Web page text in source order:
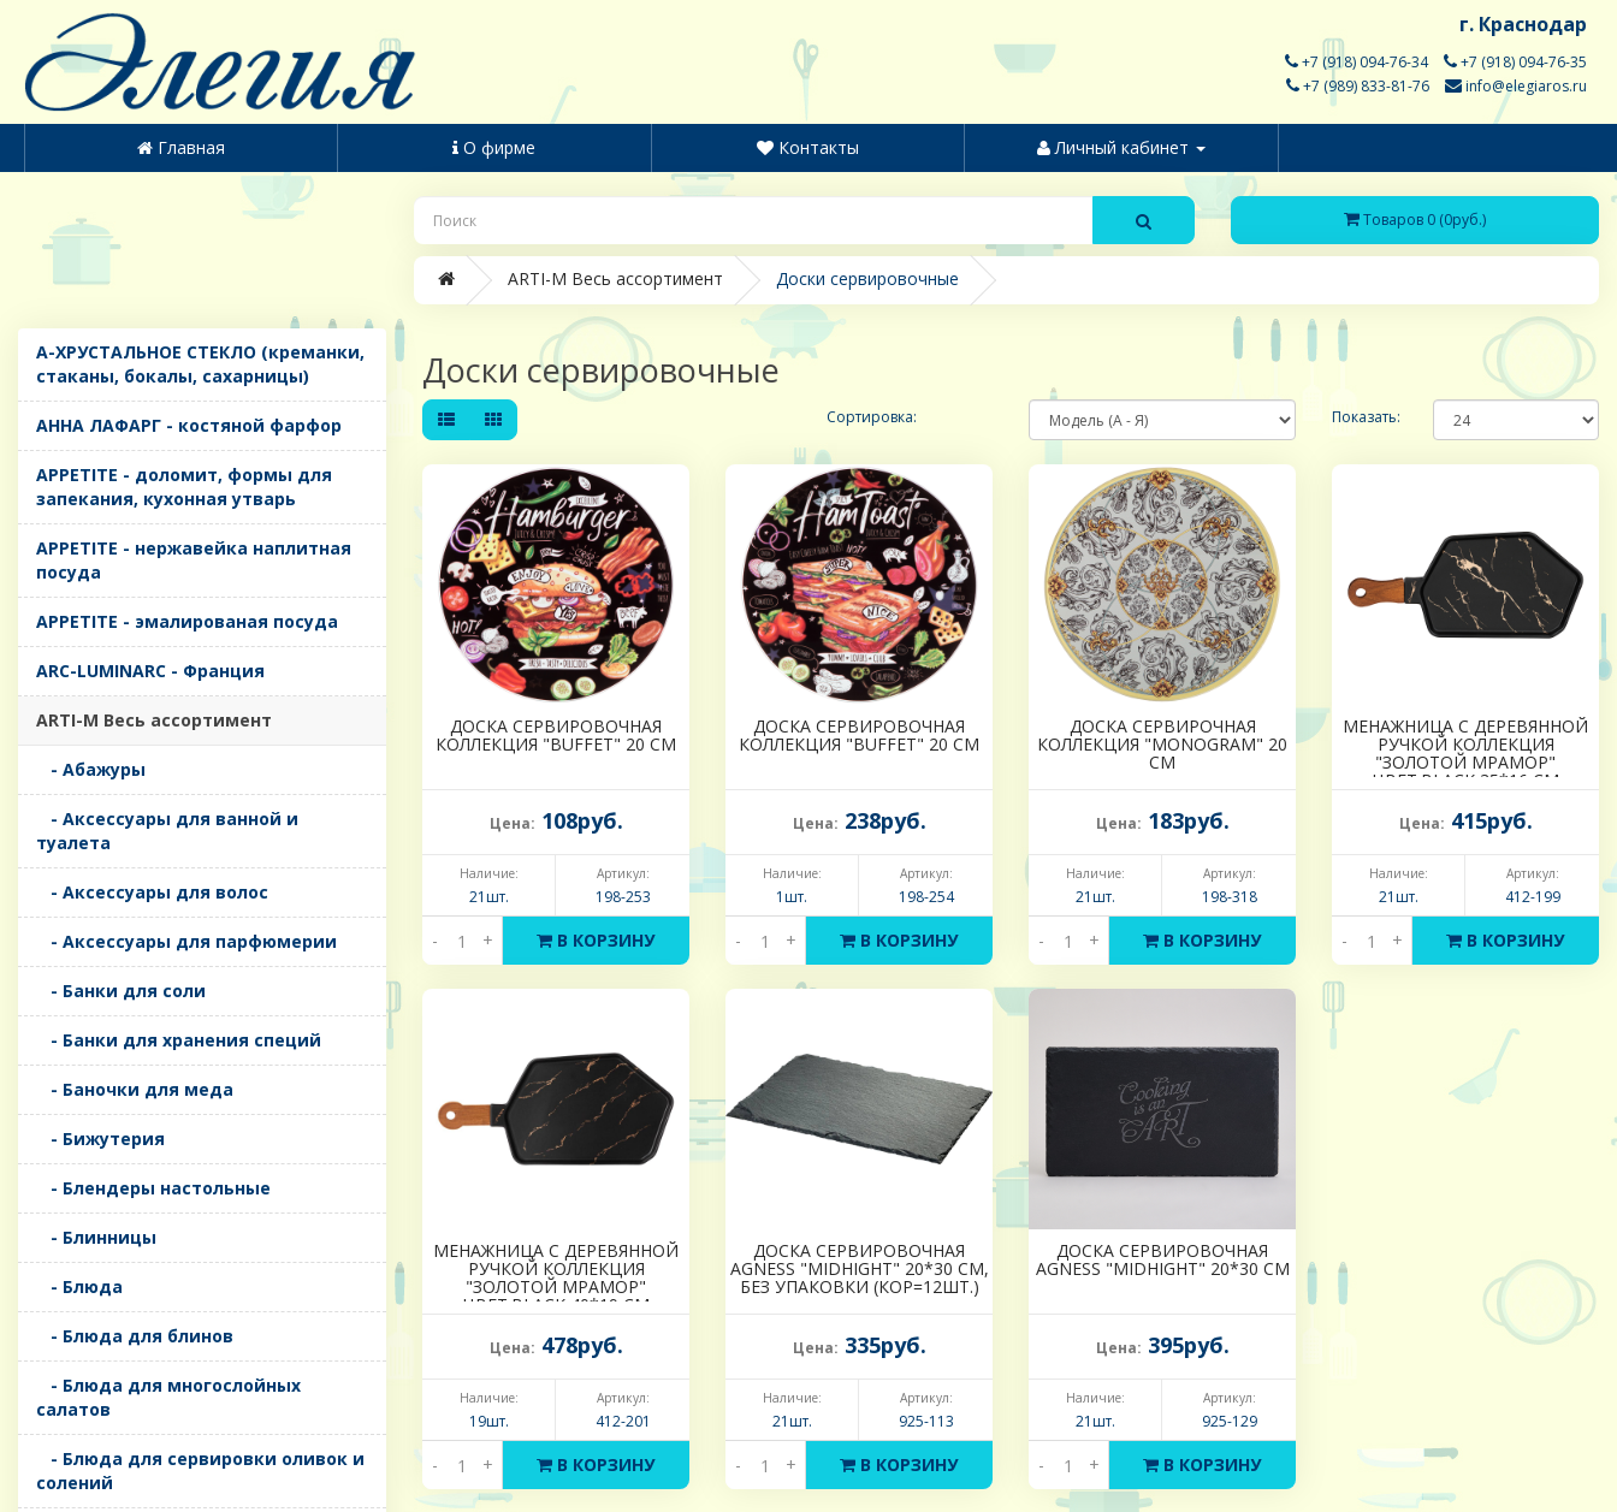
г. Краснодар
+7 (918) 094-76-34
+7 (918) 094-76-35
+7 (989) 833-81-76
info@elegiaros.ru
Главная О фирме Контакты Личный кабинет
Товаров 0 (0руб.)
ARTI-M Весь ассортимент Доски сервировочные
A-ХРУСТАЛЬНОЕ СТЕКЛО (креманки,
стаканы, бокалы, сахарницы)
AHHA ЛАФАРГ - костяной фарфор
APPETITE - доломит, формы для
запекания, кухонная утварь
APPETITE - нержавейка наплитная
посуда
APPETITE - эмалированая посуда
ARC-LUMINARC - Франция
ARTI-M Весь ассортимент
- Абажуры
- Аксессуары для ванной и
туалета
- Аксессуары для волос
- Аксессуары для парфюмерии
- Банки для соли
- Банки для хранения специй
- Баночки для меда
- Бижутерия
- Блендеры настольные
- Блинницы
- Блюда
- Блюда для блинов
- Блюда для многослойных
салатов
- Блюда для сервировки оливок и
солений
Доски сервировочные
Сортировка: Показать:
ДОСКА СЕРВИРОВОЧНАЯ
КОЛЛЕКЦИЯ "BUFFET" 20 СМ
Цена: 108руб.
Наличие:
21шт.
Артикул:
198-253
- + В КОРЗИНУ
ДОСКА СЕРВИРОВОЧНАЯ
КОЛЛЕКЦИЯ "BUFFET" 20 СМ
Цена: 238руб.
Наличие:
1шт.
Артикул:
198-254
- + В КОРЗИНУ
ДОСКА СЕРВИРОЧНАЯ
КОЛЛЕКЦИЯ "MONOGRAM" 20
СМ
Цена: 183руб.
Наличие:
21шт.
Артикул:
198-318
- + В КОРЗИНУ
МЕНАЖНИЦА С ДЕРЕВЯННОЙ
РУЧКОЙ КОЛЛЕКЦИЯ
"ЗОЛОТОЙ МРАМОР"
ЦВЕТ:BLACK 35*16 СМ
Цена: 415руб.
Наличие:
21шт.
Артикул:
412-199
- + В КОРЗИНУ
МЕНАЖНИЦА С ДЕРЕВЯННОЙ
РУЧКОЙ КОЛЛЕКЦИЯ
"ЗОЛОТОЙ МРАМОР"
ЦВЕТ:BLACK 40*19 СМ
Цена: 478руб.
Наличие:
19шт.
Артикул:
412-201
- + В КОРЗИНУ
ДОСКА СЕРВИРОВОЧНАЯ
AGNESS "MIDHIGHT" 20*30 СМ,
БЕЗ УПАКОВКИ (КОР=12ШТ.)
Цена: 335руб.
Наличие:
21шт.
Артикул:
925-113
- + В КОРЗИНУ
ДОСКА СЕРВИРОВОЧНАЯ
AGNESS "MIDHIGHT" 20*30 СМ
Цена: 395руб.
Наличие:
21шт.
Артикул:
925-129
- + В КОРЗИНУ